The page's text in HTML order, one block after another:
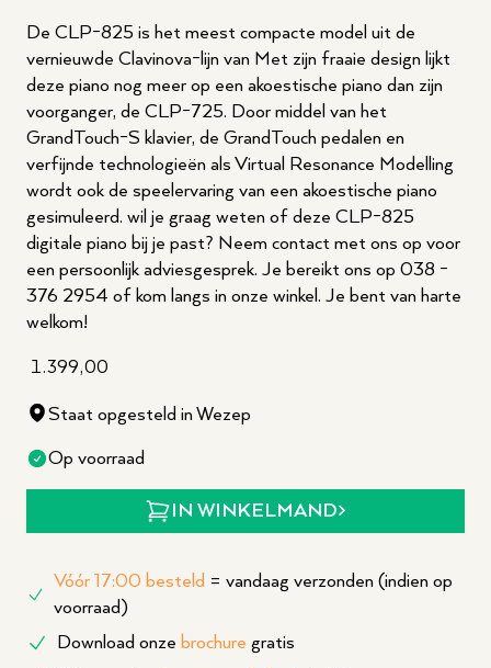
De CLP-825 is het meest compacte model uit de
vernieuwde Clavinova-lijn van Met zijn fraaie design lijkt
deze piano nog meer op een akoestische piano dan zijn
voorganger, de CLP-725. Door middel van het
GrandTouch-S klavier, de GrandTouch pedalen en
verfijnde technologieën als Virtual Resonance Modelling
wordt ook de speelervaring van een akoestische piano
gesimuleerd. wil je graag weten of deze CLP-825
digitale piano bij je past? Neem contact met ons op voor
een persoonlijk adviesgesprek. Je bereikt ons op 038 -
376 2954 of kom langs in onze winkel. Je bent van harte
welkom!
1.399,00
Staat opgesteld in Wezep
Op voorraad
IN WINKELMAND
Vóór 17:00 besteld = vandaag verzonden (indien op
voorraad)
Download onze brochure gratis